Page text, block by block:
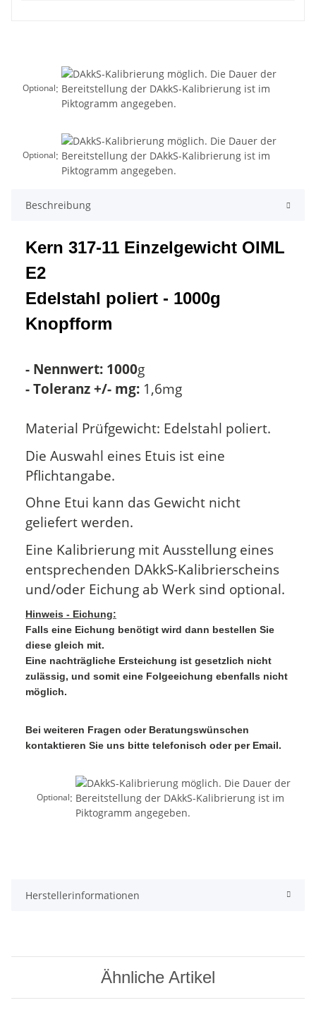
Optional:
Optional:
Beschreibung
Kern 317-11 Einzelgewicht OIML
E2
Edelstahl poliert - 1000g
Knopfform
- Nennwert: 1000g
- Toleranz +/- mg: 1,6mg
Material Prüfgewicht: Edelstahl poliert.
Die Auswahl eines Etuis ist eine
Pflichtangabe.
Ohne Etui kann das Gewicht nicht
geliefert werden.
Eine Kalibrierung mit Ausstellung eines
entsprechenden DAkkS-Kalibrierscheins
und/oder Eichung ab Werk sind optional.
Hinweis - Eichung:
Falls eine Eichung benötigt wird dann bestellen Sie
diese gleich mit.
Eine nachträgliche Ersteichung ist gesetzlich nicht
zulässig, und somit eine Folgeeichung ebenfalls nicht
möglich.
Bei weiteren Fragen oder Beratungswünschen
kontaktieren Sie uns bitte telefonisch oder per Email.
Optional:
Herstellerinformationen
Ähnliche Artikel